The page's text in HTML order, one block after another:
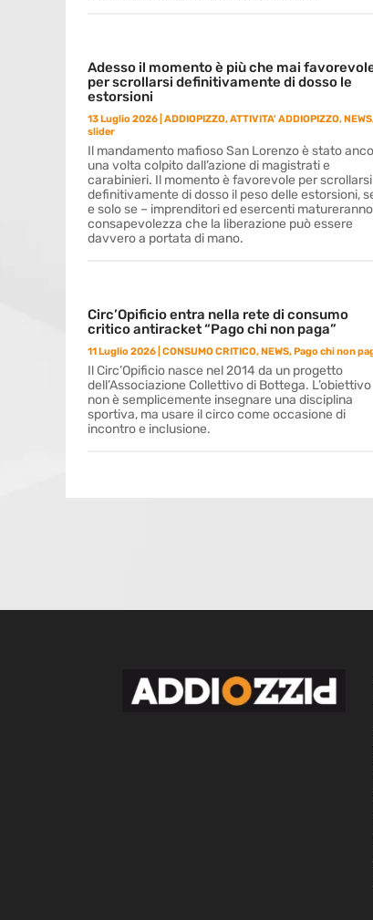
Adesso il momento è più che mai
per scrollarsi definitivamente di dosso le
estorsioni
13 Luglio 2026 ADDIOPIZZO,ATTIVITA' ADDIOPIZZO,NEWS
slider
Il mandamento mafioso San Lorenzo è stato
una volta colpito dall’azione di magistrati e
carabinieri. Il momento è favorevole per scrollarsi
definitivamente di dosso il peso delle estorsioni,
e solo se – imprenditori ed esercenti
consapevolezza che la liberazione può essere
davvero a portata di mano.
Circ’Opificio entra nella rete di consumo
critico antiracket “Pago chi non paga”
11 Luglio 2026 CONSUMO CRITICO,NEWS,Pago chi non
Il Circ’Opificio nasce nel 2014 da un progetto
dell’Associazione Collettivo di Bottega. L’obiettivo
non è semplicemente insegnare una disciplina
sportiva, ma usare il circo come occasione di
incontro e inclusione.